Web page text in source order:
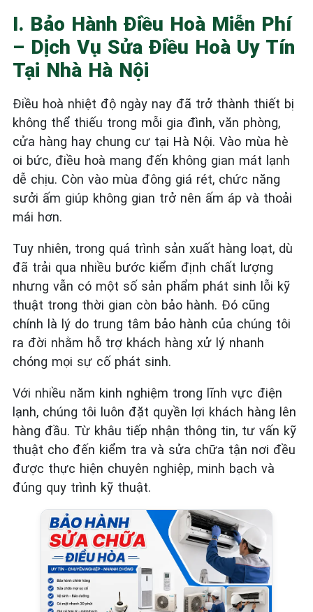
I. Bảo Hành Điều Hoà Miễn Phí
– Dịch Vụ Sửa Điều Hoà Uy Tín
Tại Nhà Hà Nội
Điều hoà nhiệt độ ngày nay đã trở thành thiết bị
không thể thiếu trong mỗi gia đình, văn phòng,
cửa hàng hay chung cư tại Hà Nội. Vào mùa hè
oi bức, điều hoà mang đến không gian mát lạnh
dễ chịu. Còn vào mùa đông giá rét, chức năng
sưởi ấm giúp không gian trở nên ấm áp và thoải
mái hơn.
Tuy nhiên, trong quá trình sản xuất hàng loạt, dù
đã trải qua nhiều bước kiểm định chất lượng
nhưng vẫn có một số sản phẩm phát sinh lỗi kỹ
thuật trong thời gian còn bảo hành. Đó cũng
chính là lý do trung tâm bảo hành của chúng tôi
ra đời nhằm hỗ trợ khách hàng xử lý nhanh
chóng mọi sự cố phát sinh.
Với nhiều năm kinh nghiệm trong lĩnh vực điện
lạnh, chúng tôi luôn đặt quyền lợi khách hàng lên
hàng đầu. Từ khâu tiếp nhận thông tin, tư vấn kỹ
thuật cho đến kiểm tra và sửa chữa tận nơi đều
được thực hiện chuyên nghiệp, minh bạch và
đúng quy trình kỹ thuật.